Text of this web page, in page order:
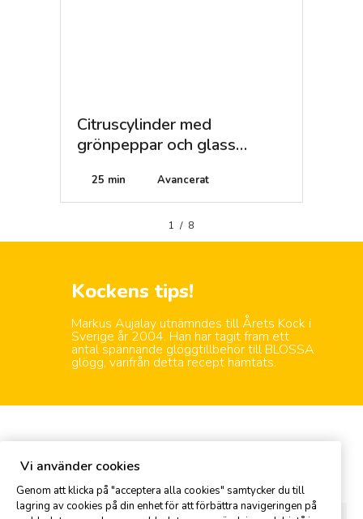
Citruscylinder med
grönpeppar och glass
25 min Avancerat
1 / 8
Kockens tips!
Markus Aujalay utnämndes till Årets Kock i
Sverige år 2004. Han har tagit fram ett
antal spännande glöggtillbehör till BLOSSA
glögg, varifrån detta recept hämtats.
Kommentar
Vi använder cookies
Genom att klicka på "acceptera alla cookies" samtycker du till
lagring av cookies på din enhet för att förbättra navigeringen på